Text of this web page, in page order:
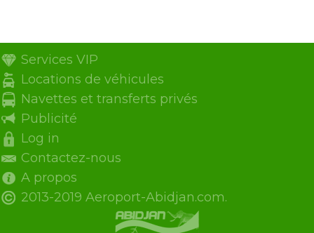
Services VIP
Locations de véhicules
Navettes et transferts privés
Publicité
Log in
Contactez-nous
A propos
2013-2019 Aeroport-Abidjan.com.